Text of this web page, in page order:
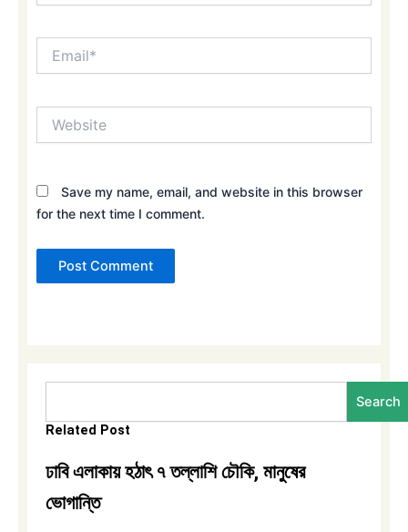
Save my name, email, and website in this browser
for the next time I comment.
Search
Related Post
ঢাবি এলাকায় হঠাৎ ৭ তল্লাশি চৌকি, মানুষের
ভোগান্তি